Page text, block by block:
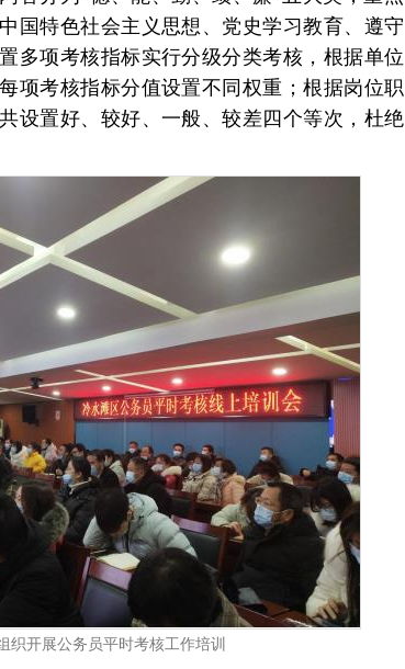
国特色社会主义思想、党史学习教育、遵守
多项考核指标实行分级分类考核，根据单位
项考核指标分值设置不同权重；根据岗位职
设置好、较好、一般、较差四个等次，杜绝
织开展公务员平时考核工作培训